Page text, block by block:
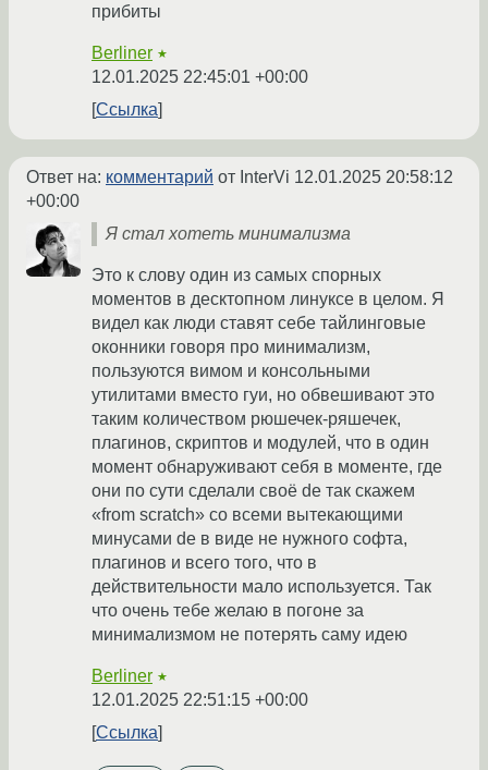
прибиты
Berliner ★
12.01.2025 22:45:01 +00:00
Ссылка
Ответ на: комментарий от InterVi 12.01.2025 20:58:12
+00:00
Я стал хотеть минимализма
Это к слову один из самых спорных
моментов в десктопном линуксе в целом. Я
видел как люди ставят себе тайлинговые
оконники говоря про минимализм,
пользуются вимом и консольными
утилитами вместо гуи, но обвешивают это
таким количеством рюшечек-ряшечек,
плагинов, скриптов и модулей, что в один
момент обнаруживают себя в моменте, где
они по сути сделали своё de так скажем
«from scratch» со всеми вытекающими
минусами de в виде не нужного софта,
плагинов и всего того, что в
действительности мало используется. Так
что очень тебе желаю в погоне за
минимализмом не потерять саму идею
Berliner ★
12.01.2025 22:51:15 +00:00
Ссылка